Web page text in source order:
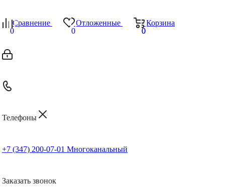
Сравнение
0
Отложенные
0
Корзина
0
0
Телефоны
+7 (347) 200-07-01 Многоканальный
Заказать звонок